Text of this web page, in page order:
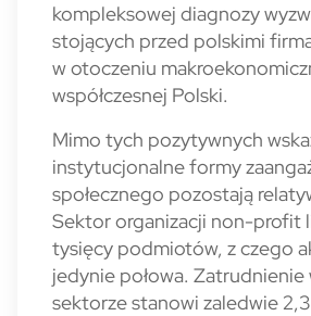
kompleksowej diagnozy
stojących przed polskimi
w otoczeniu
współczesnej Polski.
Mimo tych pozytywnych
instytucjonalne formy
społecznego pozostają
Sektor organizacji non-profit
tysięcy podmiotów, z czego
jedynie połowa. Zatrudnienie
sektorze stanowi zaledwie